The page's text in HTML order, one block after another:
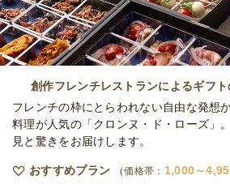
Olive 蓋付と温製
オードブル
創作フレンチレストランによるギフ
フレンチの枠にとらわれない自由な発想
料理が人気の「クロンヌ・ド・ローズ」
見と驚きをお届けします。
おすすめプラン 価格帯： 1,000～